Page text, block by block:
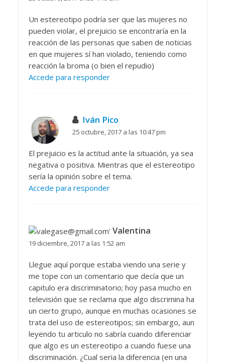
Un estereotipo podría ser que las mujeres no
pueden violar, el prejuicio se encontraría en la
reacción de las personas que saben de noticias
en que mujeres sí han violado, teniendo como
reacción la broma (o bien el repudio)
Accede para responder
Iván Pico
25 octubre, 2017 a las 10:47 pm
El prejuicio es la actitud ante la situación, ya sea
negativa o positiva. Mientras que el estereotipo
sería la opinión sobre el tema.
Accede para responder
Valentina
19 diciembre, 2017 a las 1:52 am
Llegue aquí porque estaba viendo una serie y
me tope con un comentario que decía que un
capitulo era discriminatorio; hoy pasa mucho en
televisión que se reclama que algo discrimina ha
un cierto grupo, aunque en muchas ocasiones se
trata del uso de estereotipos; sin embargo, aun
leyendo tu articulo no sabría cuando diferenciar
que algo es un estereotipo a cuando fuese una
discriminación. ¿Cual seria la diferencia (en una